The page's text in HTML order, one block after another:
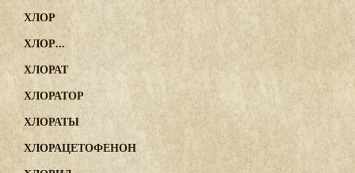
ХЛОР
ХЛОР...
ХЛОРАТ
ХЛОРАТОР
ХЛОРАТЫ
ХЛОРАЦЕТОФЕНОН